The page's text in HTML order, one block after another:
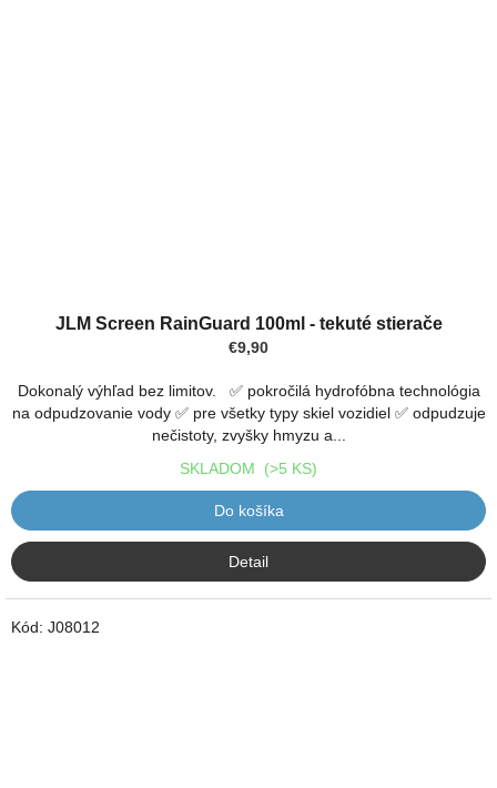
hodnotenie
3,0
z
JLM Screen RainGuard 100ml - tekuté stierače
€9,90
Dokonalý výhľad bez limitov. ✅ pokročilá hydrofóbna technológia
na odpudzovanie vody ✅ pre všetky typy skiel vozidiel ✅ odpudzuje
nečistoty, zvyšky hmyzu a...
SKLADOM (>5 KS)
Do košíka
Detail
Kód: J08012